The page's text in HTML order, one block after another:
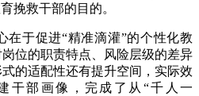
挽救干部的目的。
于促进“精准滴灌”的个性化教
位的职责特点、风险层级的差异
的适配性还有提升空间，实际效
干部画像，完成了从“千人一